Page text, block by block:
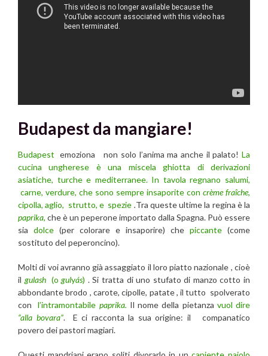
Budapestda mangiare!
Budapest emoziona non solo l’anima ma anche il palato! La
cucina ungherese è una miscela ghiotta di derivazioni
asiatiche, turche e mediterranee. In tavola regnano salumi,
carne, verdure, che sono sempre insaporite con crème fraîche,
cipolla, aglio, strutto, e spezie .Tra queste ultime la regina è la
paprika, che è un peperone importato dalla Spagna. Può essere
sia dolce (per colorare e insaporire) che piccante (come
sostituto del peperoncino).
Molti di voi avranno già assaggiato il loro piatto nazionale , cioè
il gulash(ogulyás) . Si tratta di uno stufato di manzo cotto in
abbondante brodo , carote, cipolle, patate , il tutto spolverato
conl’intramontabile paprika. Il nome della pietanza vuol dire
“alla bovara”. E ci racconta la sua origine: il companatico
povero dei pastori magiari.